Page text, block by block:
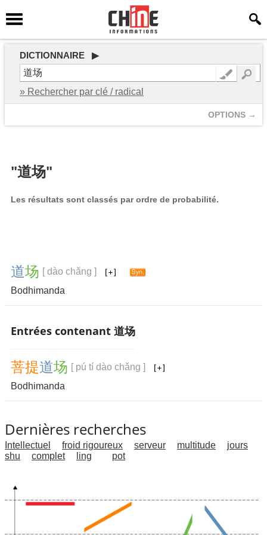
DICTIONNAIRE ▶
» Rechercher par clé / radical
OPTIONS →
"道场"
Les résultats sont classés par ordre de probabilité.
道场 [ dào chǎng ]
Bodhimanda
Entrées contenant 道场
菩提道场 [ pú tí dào chǎng ]
Bodhimanda
Dernières recherches
Intellectuel froid rigoureux serveur multitude
jours
shu
complet ling pot